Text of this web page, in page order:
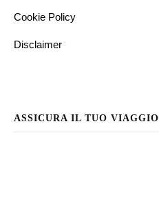
Cookie Policy
Disclaimer
ASSICURA IL TUO VIAGGIO